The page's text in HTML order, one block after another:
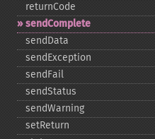
returnCode
sendComplete
sendData
sendException
sendFail
sendStatus
sendWarning
setReturn